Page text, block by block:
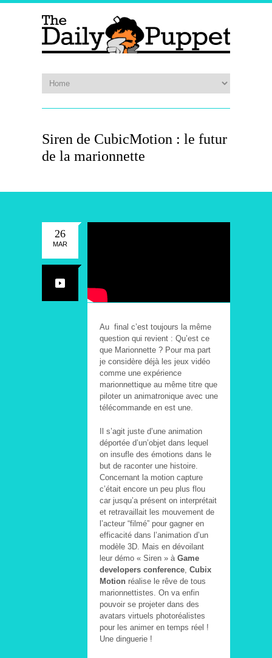
Siren de CubicMotion : le futur
de la marionnette
26
MAR
Au final c’est toujours la même
question qui revient : Qu’est ce
que Marionnette ? Pour ma part
je considère déjà les jeux vidéo
comme une expérience
marionnettique au même titre que
piloter un animatronique avec une
télécommande en est une.
Il s’agit juste d’une animation
déportée d’un’objet dans lequel
on insufle des émotions dans le
but de raconter une histoire.
Concernant la motion capture
c’était encore un peu plus flou
car jusqu’a présent on interprétait
et retravaillait les mouvement de
l’acteur “filmé” pour gagner en
efficacité dans l’animation d’un
modèle 3D. Mais en dévoilant
leur démo « Siren » à Game
developers conference Cubix
Motion réalise le rêve de tous
marionnettistes. On va enfin
pouvoir se projeter dans des
avatars virtuels photoréalistes
pour les animer en temps réel !
Une dinguerie !